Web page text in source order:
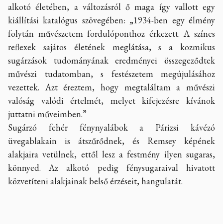
alkotó életében, a változásról ő maga így vallott egy
kiállítási katalógus szövegében: „1934-ben egy élmény
folytán művészetem fordulóponthoz érkezett. A színes
reflexek sajátos életének meglátása, s a kozmikus
sugárzások tudományának eredményei összegeződtek
művészi tudatomban, s festészetem megújulásához
vezettek. Azt éreztem, hogy megtaláltam a művészi
valóság valódi értelmét, melyet kifejezésre kívánok
juttatni műveimben.”
Sugárzó fehér fénynyalábok a Párizsi kávézó
üvegablakain is átszűrődnek, és Remsey képének
alakjaira vetülnek, ettől lesz a festmény ilyen sugaras,
könnyed. Az alkotó pedig fénysugaraival hivatott
közvetíteni alakjainak belső érzéseit, hangulatát.